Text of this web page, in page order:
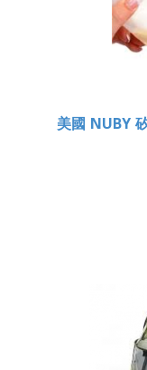
美國 NUBY